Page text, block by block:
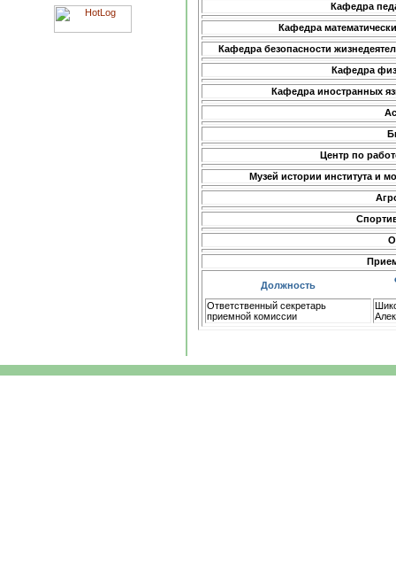
Кафедра
Кафедра
Кафедра безопасности
Кафедра
Кафедра иностранных
Центр по
Музей истории института и
Должность
Ответственный секретарь
приемной комиссии